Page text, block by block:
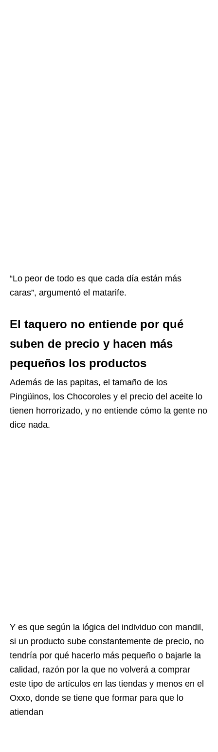
“Lo peor de todo es que cada día están más
caras”, argumentó el matarife.
El taquero no entiende por qué
suben de precio y hacen más
pequeños los productos
Además de las papitas, el tamaño de los
Pingüinos, los Chocoroles y el precio del aceite lo
tienen horrorizado, y no entiende cómo la gente no
dice nada.
Y es que según la lógica del individuo con mandil,
si un producto sube constantemente de precio, no
tendría por qué hacerlo más pequeño o bajarle la
calidad, razón por la que no volverá a comprar
este tipo de artículos en las tiendas y menos en el
Oxxo, donde se tiene que formar para que lo
atiendan